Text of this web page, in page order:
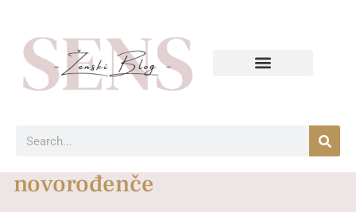
novorođenče